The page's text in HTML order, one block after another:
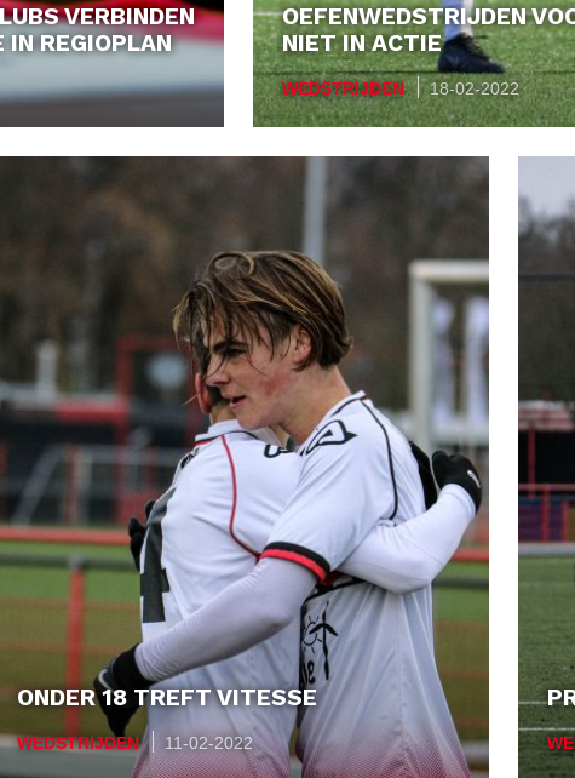
VERBINDEN
REGIOPLAN
OEFENWEDSTRIJDEN
NIET IN ACTIE
WEDSTRIJDEN 18-02-2022
ONDER 18 TREFT VITESSE
WEDSTRIJDEN 11-02-2022